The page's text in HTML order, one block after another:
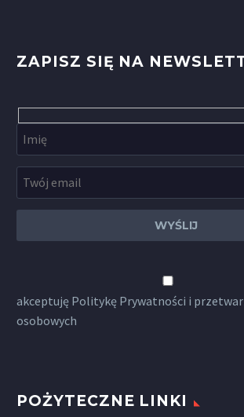
ZAPISZ SIĘ NA
akceptuję Politykę Prywatności i
osobowych
POŻYTECZNE LINKI